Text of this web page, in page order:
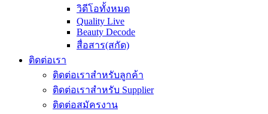
วิดีโอทั้งหมด
Quality Live
Beauty Decode
สื่อสาร(สกัด)
ติดต่อเรา
ติดต่อเราสำหรับลูกค้า
ติดต่อเราสำหรับ Supplier
ติดต่อสมัครงาน